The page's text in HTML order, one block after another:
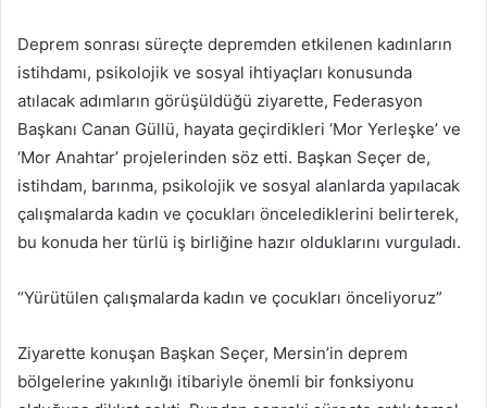
Deprem sonrası süreçte depremden etkilenen kadınların
istihdamı, psikolojik ve sosyal ihtiyaçları konusunda
atılacak adımların görüşüldüğü ziyarette, Federasyon
Başkanı Canan Güllü, hayata geçirdikleri ‘Mor Yerleşke’ ve
‘Mor Anahtar’ projelerinden söz etti. Başkan Seçer de,
istihdam, barınma, psikolojik ve sosyal alanlarda yapılacak
çalışmalarda kadın ve çocukları öncelediklerini belirterek,
bu konuda her türlü iş birliğine hazır olduklarını vurguladı.
“Yürütülen çalışmalarda kadın ve çocukları önceliyoruz”
Ziyarette konuşan Başkan Seçer, Mersin’in deprem
bölgelerine yakınlığı itibariyle önemli bir fonksiyonu